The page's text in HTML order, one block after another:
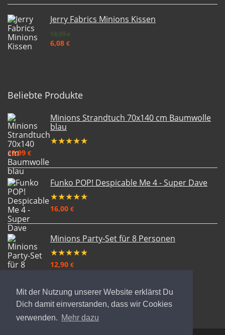
Mit der Nutzung unserer Website erklärst Du
Dich damit einverstanden, dass wir Cookies
verwenden. Mehr dazu
Jerry Fabrics Minions Kissen
18,99€
6,08 €
Beliebte Produkte
Minions Strandtuch 70x140 cm Baumwolle
blau
★★★★★
12,99 €
Funko POP! Despicable Me 4 - Super Dave
★★★★★
16,00 €
Minions Party-Set für 8 Personen
★★★★★
12,90 €